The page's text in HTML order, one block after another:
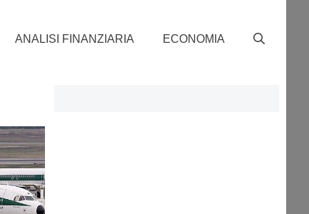
ANALISI FINANZIARIA ECONOMIA